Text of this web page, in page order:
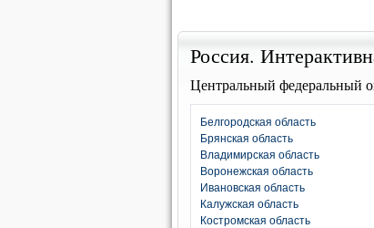
Россия.
Центральный федеральный
Белгородская область
Брянская область
Владимирская область
Воронежская область
Ивановская область
Калужская область
Костромская область